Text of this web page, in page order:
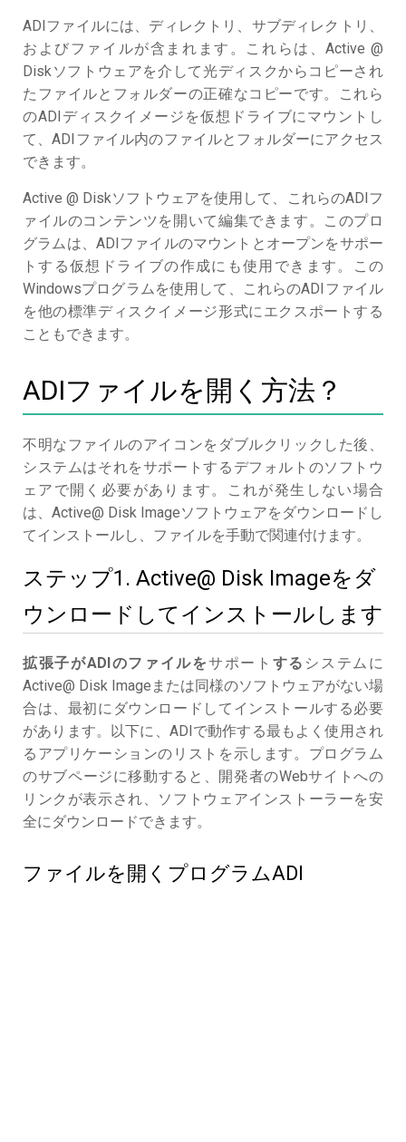
ADIファイルには、ディレクトリ、サブディレクトリ、
およびファイルが含まれます。これらは、Active @
Diskソフトウェアを介して光ディスクからコピーされ
たファイルとフォルダーの正確なコピーです。これら
のADIディスクイメージを仮想ドライブにマウントし
て、ADIファイル内のファイルとフォルダーにアクセス
できます。
Active @ Diskソフトウェアを使用して、これらのADIフ
ァイルのコンテンツを開いて編集できます。このプロ
グラムは、ADIファイルのマウントとオープンをサポー
トする仮想ドライブの作成にも使用できます。この
Windowsプログラムを使用して、これらのADIファイル
を他の標準ディスクイメージ形式にエクスポートする
こともできます。
ADIファイルを開く方法？
不明なファイルのアイコンをダブルクリックした後、
システムはそれをサポートするデフォルトのソフトウ
ェアで開く必要があります。これが発生しない場合
は、Active@ Disk Imageソフトウェアをダウンロードし
てインストールし、ファイルを手動で関連付けます。
ステップ1. Active@ Disk Imageをダ
ウンロードしてインストールします
拡張子がADIのファイルをサポート する システムに
Active@ Disk Imageまたは同様のソフトウェアがない場
合は、最初にダウンロードしてインストールする必要
があります。以下に、ADIで動作する最もよく使用され
るアプリケーションのリストを示します。プログラム
のサブページに移動すると、開発者のWebサイトへの
リンクが表示され、ソフトウェアインストーラーを安
全にダウンロードできます。
ファイルを開くプログラムADI